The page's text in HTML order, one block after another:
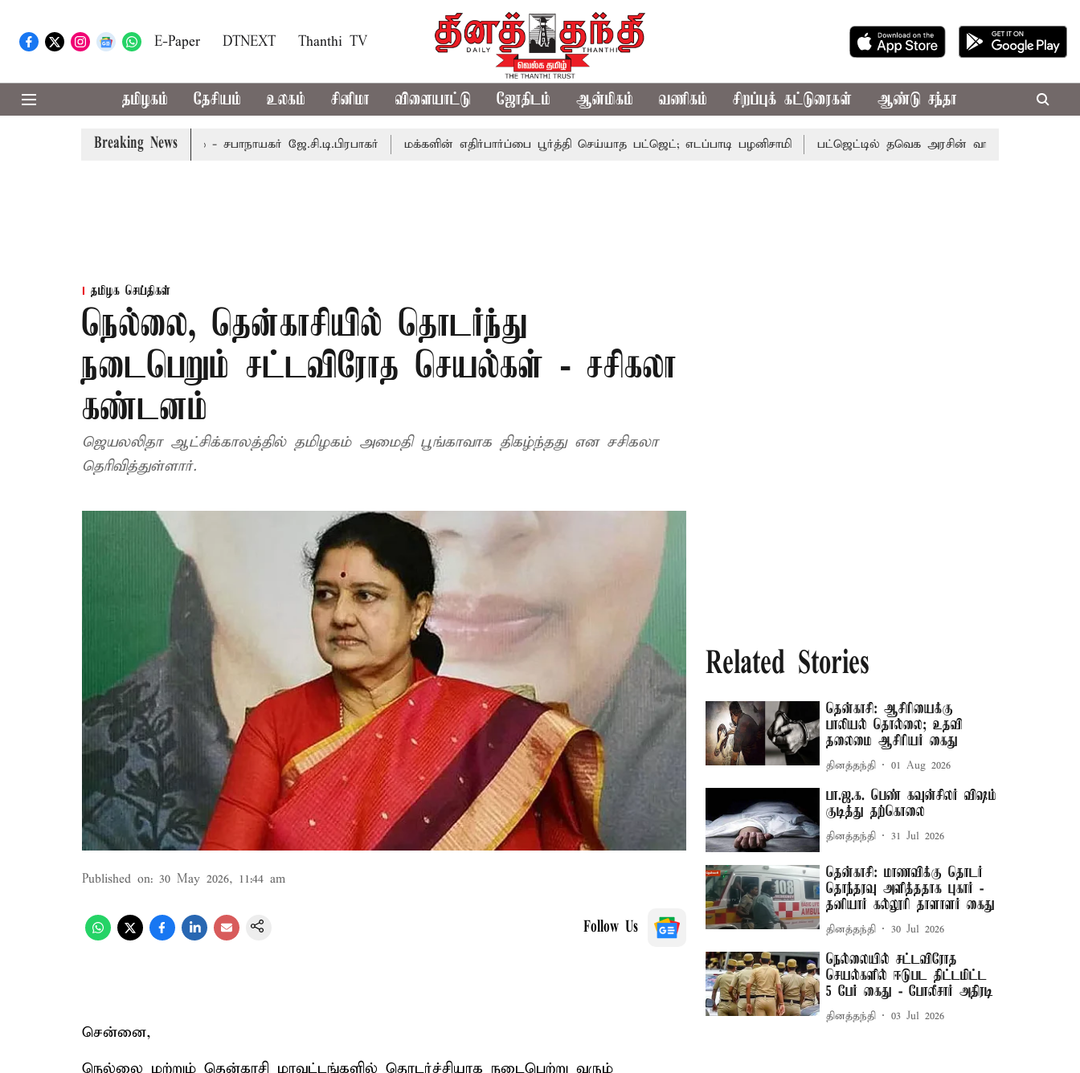
E-Paper DTNEXT Thanthi TV
தமிழகம் தேசியம் உலகம் சினிமா விளையாட்டு ஜோதிடம் ஆன்மிகம் வணிகம் சிறப்புக் கட்டுரைகள் ஆண்டு சந்தா
Breaking News
வரை நடைபெறும் - சபாநாயகர் ஜே.சி.டி.பிரபாகர் மக்களின் எதிர்பார்ப்பை பூர்த்தி செய்யாத பட்ஜெட்; எடப்பாடி பழனிசாமி பட்ஜெட்டில் தவெக அரசின் வாக்குறுதிகள் இல்லை -
தமிழக செய்திகள்
நெல்லை, தென்காசியில் தொடர்ந்து
நடைபெறும் சட்டவிரோத செயல்கள் - சசிகலா
கண்டனம்
ஜெயலலிதா ஆட்சிக்காலத்தில் தமிழகம் அமைதி பூங்காவாக திகழ்ந்தது என சசிகலா
தெரிவித்துள்ளார்.
Published on: 30 May 2026, 11:44 am
Follow Us
சென்னை,
நெல்லை மற்றும் தென்காசி மாவட்டங்களில் தொடர்ச்சியாக நடைபெற்று வரும்
Related Stories
தென்காசி: ஆசிரியைக்கு
பாலியல் தொல்லை; உதவி
தலைமை ஆசிரியர் கைது
தினத்தந்தி 01 Aug 2026
பா.ஜ.க. பெண் கவுன்சிலர் விஷம்
குடித்து தற்கொலை
தினத்தந்தி 31 Jul 2026
தென்காசி: மாணவிக்கு தொடர்
தொந்தரவு அளித்ததாக புகார் -
தனியார் கல்லூரி தாளாளர் கைது
தினத்தந்தி 30 Jul 2026
நெல்லையில் சட்டவிரோத
செயல்களில் ஈடுபட திட்டமிட்ட
5 பேர் கைது - போலீசார் அதிரடி
தினத்தந்தி 03 Jul 2026